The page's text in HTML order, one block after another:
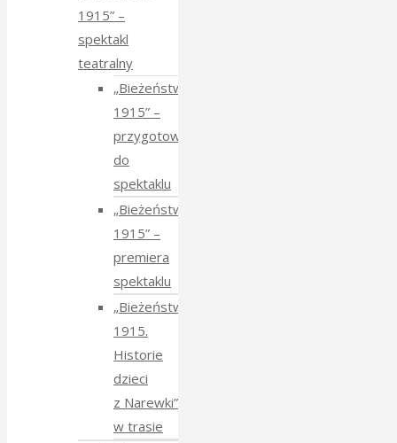
1915” –
spektakl
teatralny
„Bieżeństwo
1915” –
przygotowania
do
spektaklu
„Bieżeństwo
1915” –
premiera
spektaklu
„Bieżeństwo
1915.
Historie
dzieci
z Narewki”
w trasie